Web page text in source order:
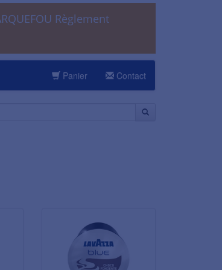
Règlement
Panier Contact